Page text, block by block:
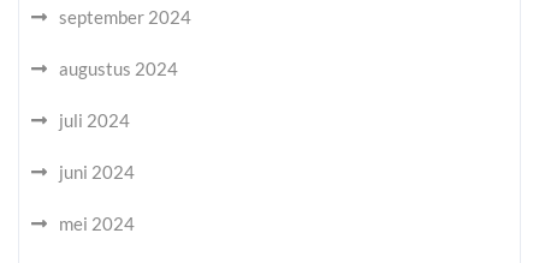
september 2024
augustus 2024
juli 2024
juni 2024
mei 2024